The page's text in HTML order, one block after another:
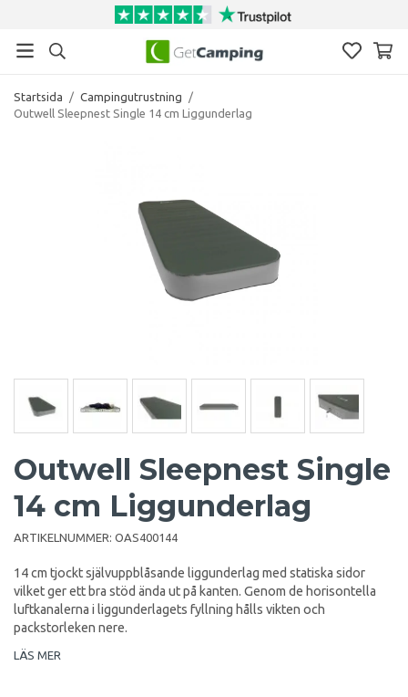
Startsida / Campingutrustning
/
Outwell Sleepnest Single 14 cm Liggunderlag
Outwell Sleepnest Single
14 cm Liggunderlag
ARTIKELNUMMER: OAS400144
14 cm tjockt självuppblåsande liggunderlag med statiska sidor
vilket ger ett bra stöd ända ut på kanten. Genom de horisontella
luftkanalerna i liggunderlagets fyllning hålls vikten och
packstorleken nere.
LÄS MER